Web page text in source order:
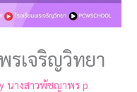
รเจริญวิทยา
นางสาวพัชญาพร p